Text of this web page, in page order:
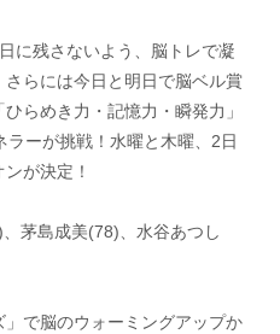
に残さないよう、脳トレで凝
らには今日と明日で脳ベル賞
らめき力・記憶力・瞬発力」
ーが挑戦！水曜と木曜、2日
が決定！
茅島成美(78)、水谷あつし
で脳のウォーミングアップか